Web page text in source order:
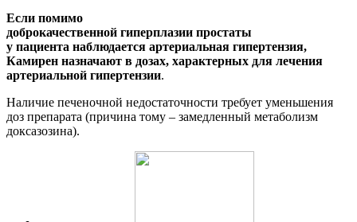
Если помимо
доброкачественной гиперплазии простаты
у пациента наблюдается артериальная гипертензия,
Камирен назначают в дозах, характерных для лечения
артериальной гипертензии.
Наличие печеночной недостаточности требует уменьшения
доз препарата (причина тому – замедленный метаболизм
доксазозина).